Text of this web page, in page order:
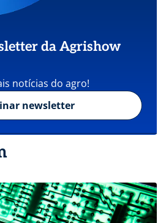
da Agrishow
notícias do agro!
newsletter